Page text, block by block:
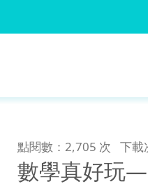
點閱數：2,705 次 下載
數學真好玩